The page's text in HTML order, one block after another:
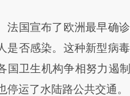
国宣布了欧洲最早确诊
是否感染。这种新型病
国卫生机构争相努力遏
停运了水陆路公共交通。